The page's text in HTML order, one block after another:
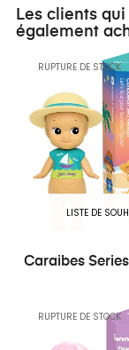
Les clients
également
RUPTURE DE STOCK
LISTE DE
Caraibes Series
RUPTURE DE STOCK